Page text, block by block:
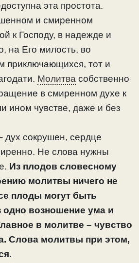
эта простота.
и смиренном
к Господу, в надежде и
на Его милость, во
приключающихся, тот и
Молитва собственно
в смиренном духе к
ином чувстве, даже и без
сокрушен, сердце
Не слова нужны
Из плодов словесному
молитвы ничего не
плоды могут быть
одно возношение ума и
в молитве – чувство
Слова молитвы при этом,